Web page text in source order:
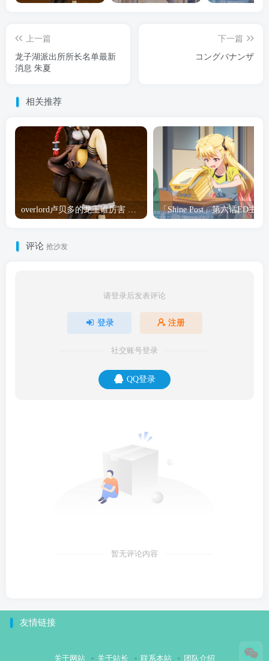
上一篇
龙子湖派出所所长名单最新
消息 朱夏
下一篇
コングバナンザ
相关推荐
overlord卢贝多的龙王谁厉害 「Overlord」露普斯蕾琪娜·贝塔手办开订
评论 抢沙发
请登录后发表评论
登录 注册
社交账号登录
QQ登录
暂无评论内容
友情链接
关于网站 关于站长 联系本站 团队介绍